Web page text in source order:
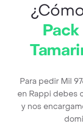
Para pedir Mil
en Rappi debes
y nos